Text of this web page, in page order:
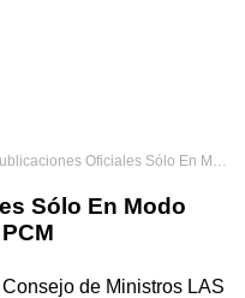
Oficiales Sólo En Modo Virtual RM 174-2020-PCM PCM
Sólo En Modo
de Ministros LAS